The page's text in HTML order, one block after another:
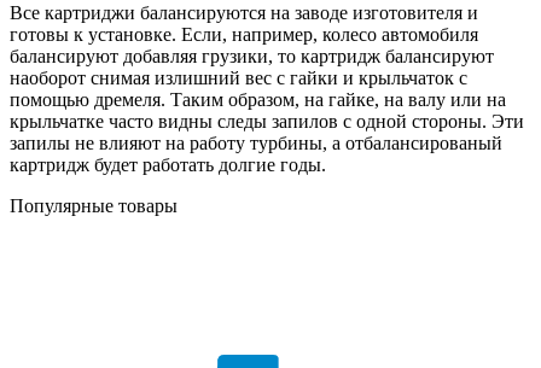
Все картриджи балансируются на заводе изготовителя и
готовы к установке. Если, например, колесо автомобиля
балансируют добавляя грузики, то картридж балансируют
наоборот снимая излишний вес с гайки и крыльчаток с
помощью дремеля. Таким образом, на гайке, на валу или на
крыльчатке часто видны следы запилов с одной стороны. Эти
запилы не влияют на работу турбины, а отбалансированый
картридж будет работать долгие годы.
Популярные товары